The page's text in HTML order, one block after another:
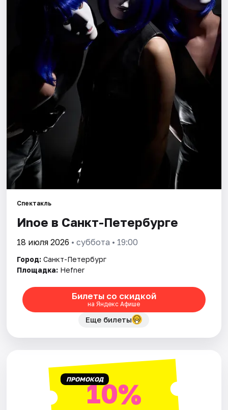
Артисты
Рейтинги
Спектакль
Иnoe в Санкт-Петербурге
18 июля 2026 • суббота • 19:00
Город: Санкт-Петербург
Площадка: Hefner
Билеты со скидкой
на Яндекс Афише
Еще билеты
ПРОМОКОД10%